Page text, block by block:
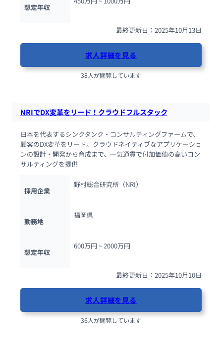
想定年収
最終更新日：2025年10月13日
求人詳細を見る
38人が閲覧しています
NRIでDX変革をリード！クラウドフルスタック
日本を代表するシンクタンク・コンサルティングファームで、
顧客のDX変革をリード。クラウドネイティブなアプリケーショ
ンの設計・開発から育成まで、一気通貫で付加価値の高いコン
サルティングを提供
採用企業
野村総合研究所（NRI）
勤務地
福岡県
想定年収
600万円 ~ 2000万円
最終更新日：2025年10月10日
求人詳細を見る
36人が閲覧しています